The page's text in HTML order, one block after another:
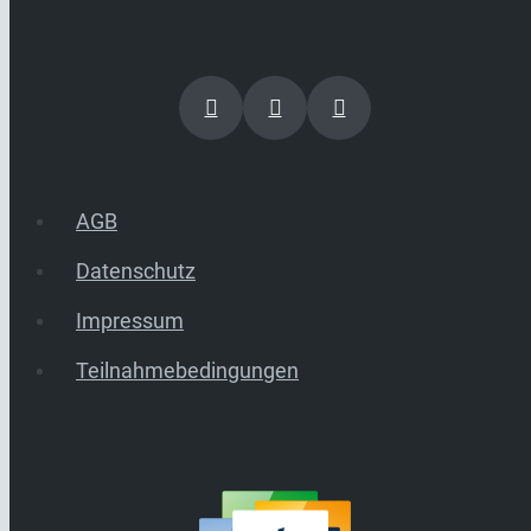
AGB
Datenschutz
Impressum
Teilnahmebedingungen